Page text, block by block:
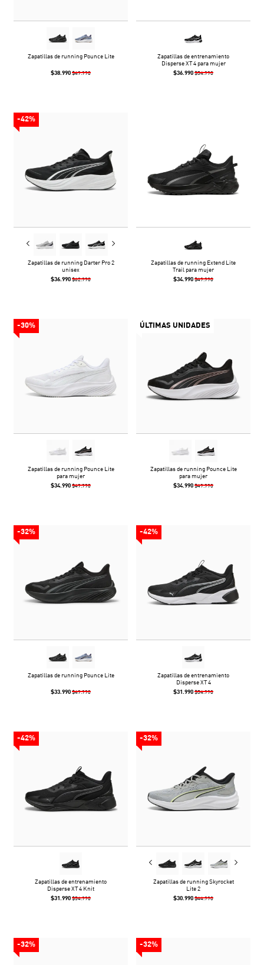
Zapatillas de running Pounce Lite
$38.990 $49.990
Zapatillas de entrenamiento
Disperse XT 4 para mujer
$36.990 $54.990
-42%
Zapatillas de running Darter Pro 2
unisex
$36.990 $62.990
Zapatillas de running Extend Lite
Trail para mujer
$34.990 $49.990
-30%
Zapatillas de running Pounce Lite
para mujer
$34.990 $49.990
ÚLTIMAS UNIDADES
Zapatillas de running Pounce Lite
para mujer
$34.990 $49.990
-32%
Zapatillas de running Pounce Lite
$33.990 $49.990
-42%
Zapatillas de entrenamiento
Disperse XT 4
$31.990 $54.990
-42%
Zapatillas de entrenamiento
Disperse XT 4 Knit
$31.990 $54.990
-32%
Zapatillas de running Skyrocket
Lite 2
$30.990 $44.990
-32% -32%